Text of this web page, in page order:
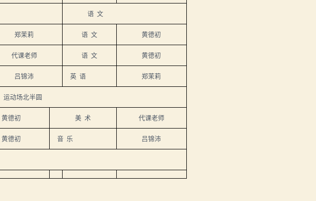
语 文
郑茉莉 语 文 黄德初
代课老师 语 文 黄德初
吕锦沛 英 语 郑茉莉
运动场北半圆
黄德初 美 术 代课老师
黄德初 音 乐 吕锦沛